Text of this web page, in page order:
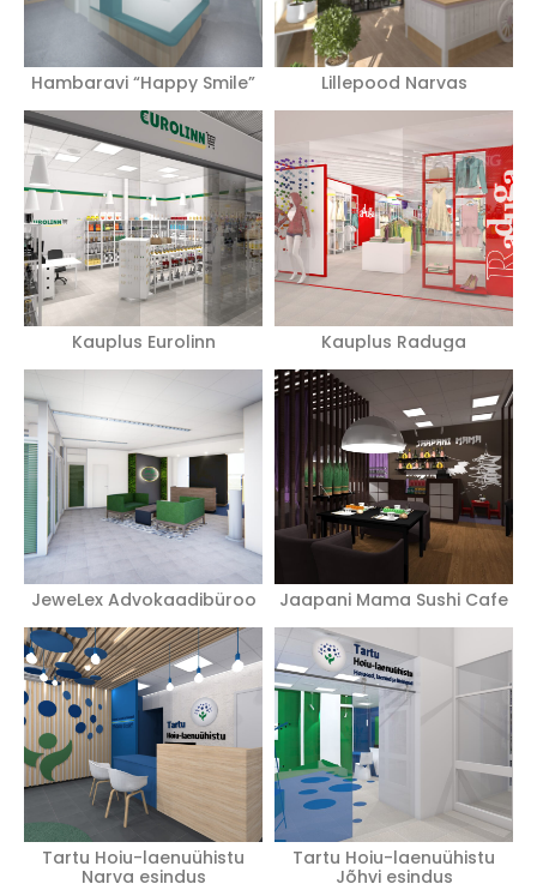
Hambaravi “Happy Smile” Lillepood Narvas
Kauplus Eurolinn Kauplus Raduga
JeweLex Advokaadibüroo Jaapani Mama Sushi Cafe
Tartu Hoiu-laenuühistu
Narva esindus
Tartu Hoiu-laenuühistu
Jõhvi esindus